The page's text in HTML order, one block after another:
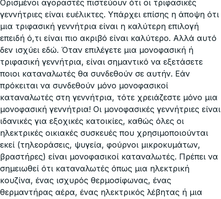
Ορισμένοι αγοραστές πιστεύουν ότι οι τριφασικές
γεννήτριες είναι ευέλικτες. Υπάρχει επίσης η άποψη ότι
μια τριφασική γεννήτρια είναι η καλύτερη επιλογή
επειδή ό,τι είναι πιο ακριβό είναι καλύτερο. Αλλά αυτό
δεν ισχύει εδώ. Όταν επιλέγετε μια μονοφασική ή
τριφασική γεννήτρια, είναι σημαντικό να εξετάσετε
ποιοι καταναλωτές θα συνδεθούν σε αυτήν. Εάν
πρόκειται να συνδεθούν μόνο μονοφασικοί
καταναλωτές στη γεννήτρια, τότε χρειάζεστε μόνο μια
μονοφασική γεννήτρια! Οι μονοφασικές γεννήτριες είναι
ιδανικές για εξοχικές κατοικίες, καθώς όλες οι
ηλεκτρικές οικιακές συσκευές που χρησιμοποιούνται
εκεί (τηλεοράσεις, ψυγεία, φούρνοι μικροκυμάτων,
βραστήρες) είναι μονοφασικοί καταναλωτές. Πρέπει να
σημειωθεί ότι καταναλωτές όπως μια ηλεκτρική
κουζίνα, ένας ισχυρός θερμοσίφωνας, ένας
θερμαντήρας αέρα, ένας ηλεκτρικός λέβητας ή μια